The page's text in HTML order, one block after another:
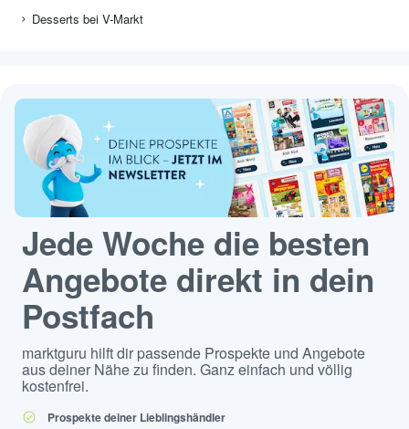
Desserts bei V-Markt
Jede Woche die besten
Angebote direkt in dein
Postfach
marktguru hilft dir passende Prospekte und Angebote
aus deiner Nähe zu finden. Ganz einfach und völlig
kostenfrei.
Prospekte deiner Lieblingshändler